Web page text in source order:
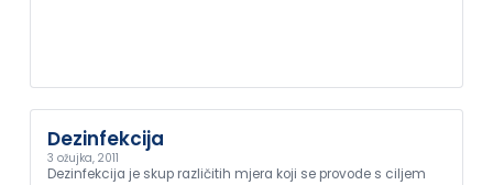
Dezinfekcija
3 ožujka, 2011
Dezinfekcija je skup različitih mjera koji se provode s ciljem